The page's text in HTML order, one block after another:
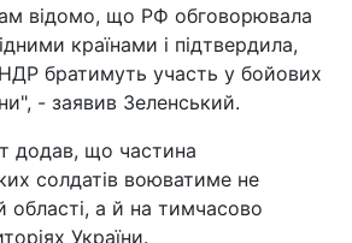
відомо, що РФ обговорювала
країнами і підтвердила,
братимуть участь у бойових
- заявив Зеленський.
додав, що частина
солдатів воюватиме не
області, а й на тимчасово
України.